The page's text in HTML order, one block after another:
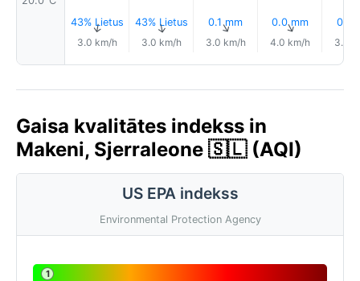
43% Lietus
↑
3.0 km/h
43% Lietus
↑
3.0 km/h
0.1 mm
↑
3.0 km/h
0.0 mm
↑
4.0 km/h
0.1
3.0
Gaisa kvalitātes indekss in
Makeni, Sjerraleone 🇸🇱 (AQI)
US EPA indekss
Environmental Protection Agency
1